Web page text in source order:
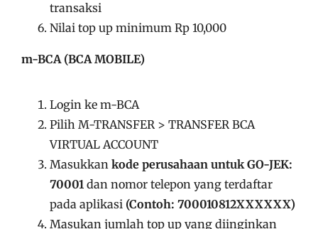
transaksi
Nilai top up minimum Rp 10,000
m-BCA (BCA MOBILE)
Login ke m-BCA
Pilih M-TRANSFER > TRANSFER BCA
VIRTUAL ACCOUNT
Masukkan kode perusahaan untuk GO-JEK:
70001 dan nomor telepon yang terdaftar
pada aplikasi (Contoh: 700010812XXXXXX)
Masukan jumlah top up yang diinginkan